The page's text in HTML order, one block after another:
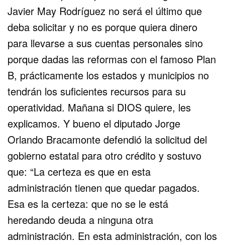
Javier May Rodríguez no será el último que
deba solicitar y no es porque quiera dinero
para llevarse a sus cuentas personales sino
porque dadas las reformas con el famoso Plan
B, prácticamente los estados y municipios no
tendrán los suficientes recursos para su
operatividad. Mañana si DIOS quiere, les
explicamos. Y bueno el diputado Jorge
Orlando Bracamonte defendió la solicitud del
gobierno estatal para otro crédito y sostuvo
que: “La certeza es que en esta
administración tienen que quedar pagados.
Esa es la certeza: que no se le está
heredando deuda a ninguna otra
administración. En esta administración, con los